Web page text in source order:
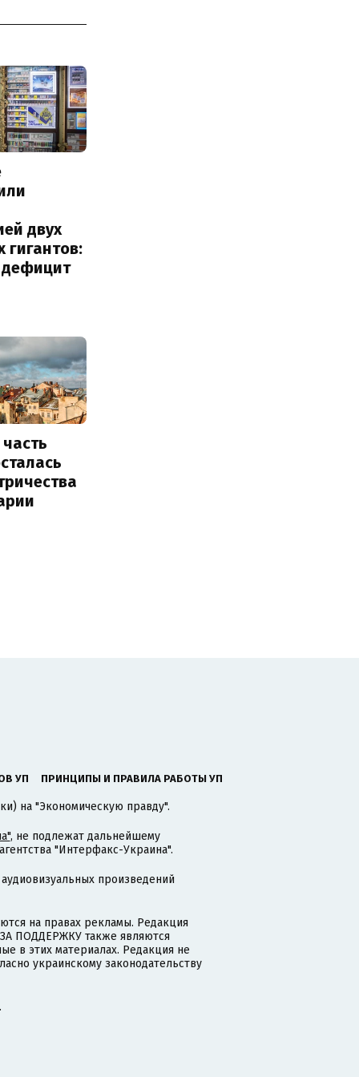
двух
гигантов:
дефицит
УП ПРИНЦИПЫ И ПРАВИЛА РАБОТЫ УП
на "Экономическую правду".
, не подлежат дальнейшему
"Интерфакс-Украина".
произведений
на правах рекламы. Редакция
ПОДДЕРЖКУ также являются
в этих материалах. Редакция не
украинскому законодательству